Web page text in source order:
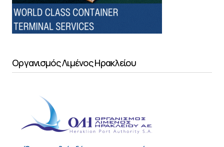
Οργανισμός Λιμένος Ηρακλείου